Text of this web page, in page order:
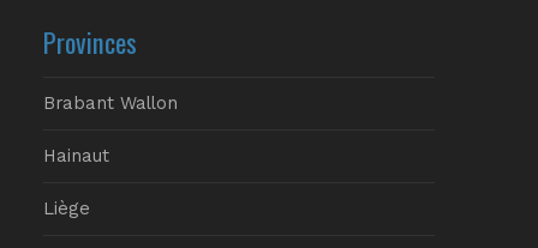
Provinces
Brabant Wallon
Hainaut
Liège